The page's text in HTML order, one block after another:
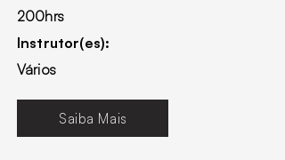
200hrs
Instrutor(es):
Vários
Saiba Mais